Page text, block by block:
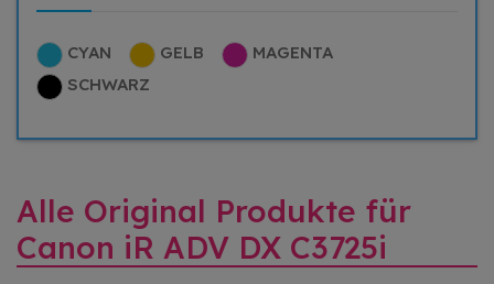
CYAN GELB
MAGENTA
SCHWARZ
Alle Original Produkte für
Canon iR ADV DX C3725i